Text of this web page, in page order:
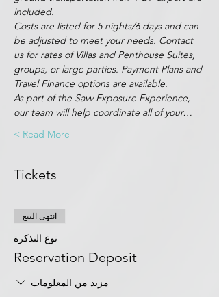
included.
Costs are listed for 5 nights/6 days and can
be adjusted to meet your needs. Contact
us for rates of Villas and Penthouse Suites,
groups, or large parties. Payment Plans and
Travel Finance options are available.
As part of the Savv Exposure Experience,
our team will help coordinate all of your…
Read More >
Tickets
انتهى البيع
نوع التذكرة
Reservation Deposit
مزيد من المعلومات